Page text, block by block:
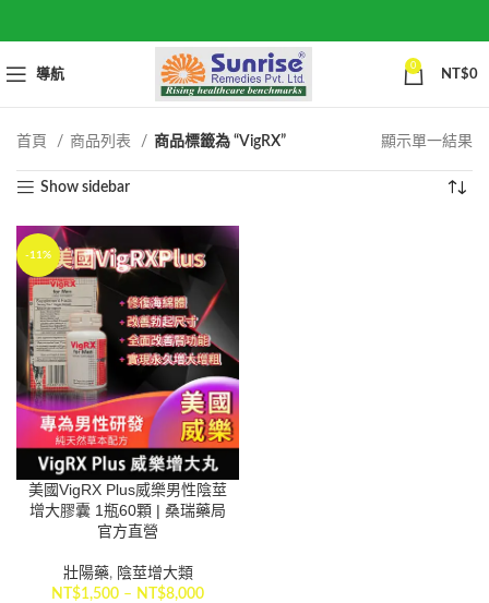
導航
0
NT$0
首頁 商品列表 商品標籤為 “VigRX” 顯示單一結果
Show sidebar
-11%
美國VigRX Plus威樂男性陰莖
增大膠囊 1瓶60顆 | 桑瑞藥局
官方直營
壯陽藥, 陰莖增大類
NT$1,500 – NT$8,000